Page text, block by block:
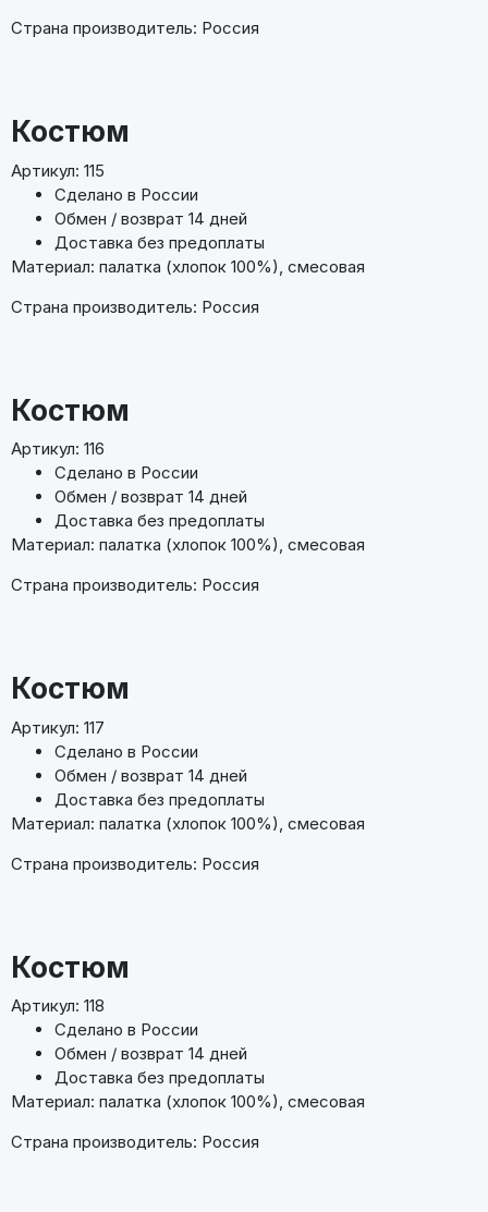
Страна производитель: Россия
Костюм
Артикул: 115
Сделано в России
Обмен / возврат 14 дней
Доставка без предоплаты
Материал: палатка (хлопок 100%), смесовая
Страна производитель: Россия
Костюм
Артикул: 116
Сделано в России
Обмен / возврат 14 дней
Доставка без предоплаты
Материал: палатка (хлопок 100%), смесовая
Страна производитель: Россия
Костюм
Артикул: 117
Сделано в России
Обмен / возврат 14 дней
Доставка без предоплаты
Материал: палатка (хлопок 100%), смесовая
Страна производитель: Россия
Костюм
Артикул: 118
Сделано в России
Обмен / возврат 14 дней
Доставка без предоплаты
Материал: палатка (хлопок 100%), смесовая
Страна производитель: Россия